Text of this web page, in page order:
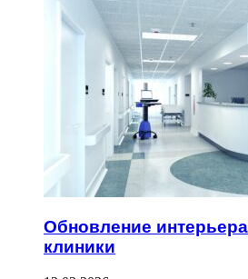
Обновление
клиники